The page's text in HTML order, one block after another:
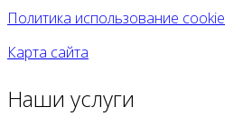
Политика использование cookie
Карта сайта
Наши услуги